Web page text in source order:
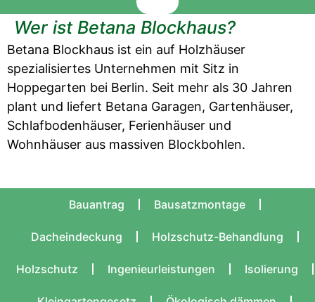
Wer ist Betana Blockhaus?
Betana Blockhaus ist ein auf Holzhäuser
spezialisiertes Unternehmen mit Sitz in
Hoppegarten bei Berlin. Seit mehr als 30 Jahren
plant und liefert Betana Garagen, Gartenhäuser,
Schlafbodenhäuser, Ferienhäuser und
Wohnhäuser aus massiven Blockbohlen.
Bauantrag Bausatzmontage
Dacheindeckung Holzschutz-Behandlung
Holzschutz Ingenieurleistungen Isolierung